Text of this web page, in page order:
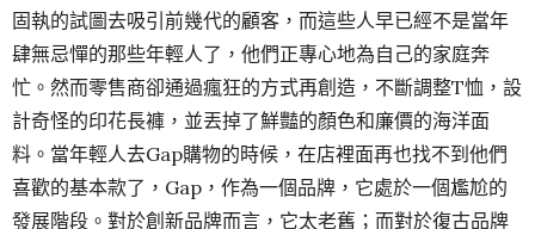
固執的試圖去吸引前幾代的顧客，而這些人早已經不是當年
肆無忌憚的那些年輕人了，他們正專心地為自己的家庭奔
忙。然而零售商卻通過瘋狂的方式再創造，不斷調整T恤，設
計奇怪的印花長褲，並丟掉了鮮豔的顏色和廉價的海洋面
料。當年輕人去Gap購物的時候，在店裡面再也找不到他們
喜歡的基本款了，Gap，作為一個品牌，它處於一個尷尬的
發展階段。對於創新品牌而言，它太老舊；而對於復古品牌